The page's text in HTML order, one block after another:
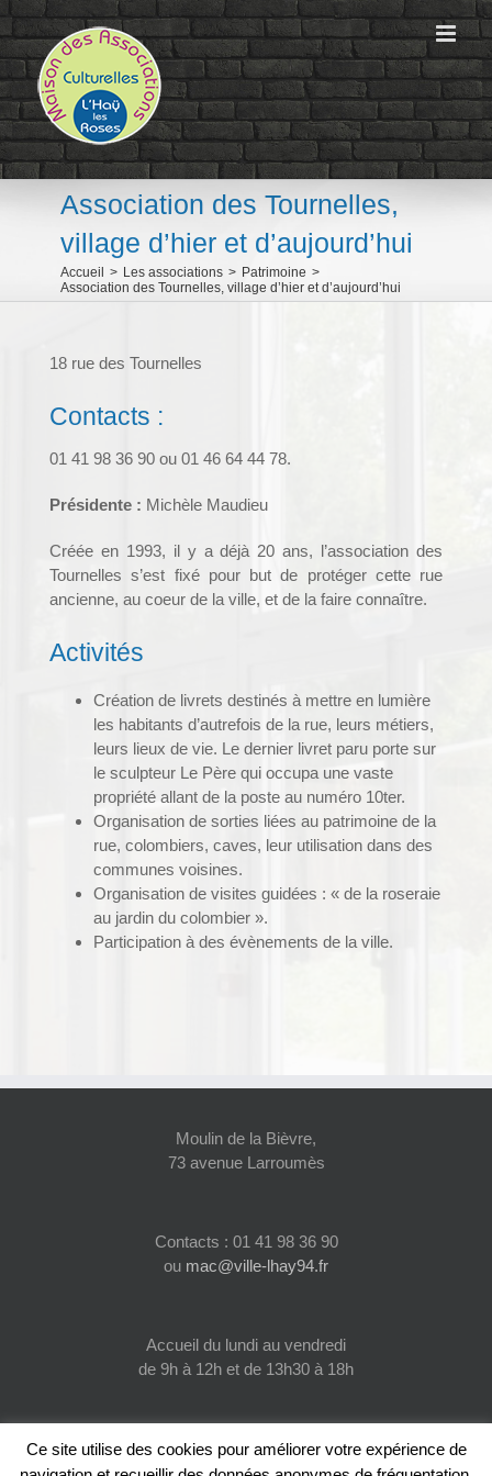
Passer
au
contenu
Association des Tournelles,
village d’hier et d’aujourd’hui
Accueil > Les associations > Patrimoine >
Association des Tournelles, village d’hier et d’aujourd’hui
18 rue des Tournelles
Contacts :
01 41 98 36 90 ou 01 46 64 44 78.
Présidente : Michèle Maudieu
Créée en 1993, il y a déjà 20 ans, l’association des
Tournelles s’est fixé pour but de protéger cette rue
ancienne, au coeur de la ville, et de la faire connaître.
Activités
Création de livrets destinés à mettre en lumière
les habitants d’autrefois de la rue, leurs métiers,
leurs lieux de vie. Le dernier livret paru porte sur
le sculpteur Le Père qui occupa une vaste
propriété allant de la poste au numéro 10ter.
Organisation de sorties liées au patrimoine de la
rue, colombiers, caves, leur utilisation dans des
communes voisines.
Organisation de visites guidées : « de la roseraie
au jardin du colombier ».
Participation à des évènements de la ville.
Moulin de la Bièvre,
73 avenue Larroumès
Contacts : 01 41 98 36 90
ou mac@ville-lhay94.fr
Accueil du lundi au vendredi
de 9h à 12h et de 13h30 à 18h
Ce site utilise des cookies pour améliorer votre expérience de